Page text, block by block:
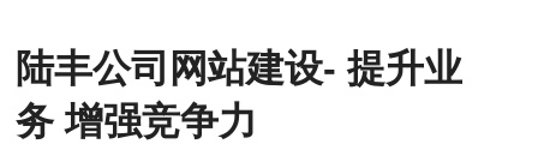
陆丰公司网站建设- 提升业
务 增强竞争力